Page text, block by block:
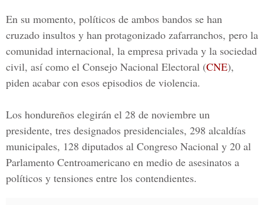
En su momento, políticos de ambos bandos se han
cruzado insultos y han protagonizado zafarranchos, pero la
comunidad internacional, la empresa privada y la sociedad
civil, así como el Consejo Nacional Electoral (CNE),
piden acabar con esos episodios de violencia.
Los hondureños elegirán el 28 de noviembre un
presidente, tres designados presidenciales, 298 alcaldías
municipales, 128 diputados al Congreso Nacional y 20 al
Parlamento Centroamericano en medio de asesinatos a
políticos y tensiones entre los contendientes.